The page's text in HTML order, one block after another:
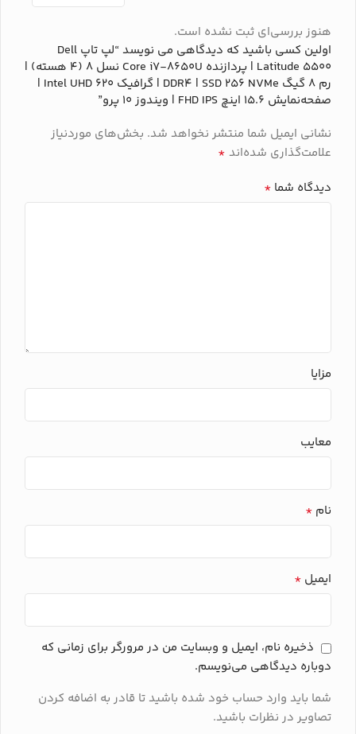
برند دل
وضعیت کارکرده
برند دل
هنوز بررسی‌ای ثبت نشده است.
اولین کسی باشید که دیدگاهی می نویسد “لپ تاپ Dell
Latitude 5500 | پردازنده Core i7-8650U نسل 8 (4 هسته) |
رم 8 گیگ DDR4 | SSD 256 NVMe | گرافیک Intel UHD 620 |
صفحه‌نمایش 15.6 اینچ FHD IPS | ویندوز 10 پرو”
نشانی ایمیل شما منتشر نخواهد شد. بخش‌های موردنیاز
علامت‌گذاری شده‌اند *
دیدگاه شما *
مزایا
معایب
نام *
ایمیل *
ذخیره نام، ایمیل و وبسایت من در مرورگر برای زمانی که
دوباره دیدگاهی می‌نویسم.
شما باید وارد حساب خود شده باشید تا قادر به اضافه کردن
تصاویر در نظرات باشید.